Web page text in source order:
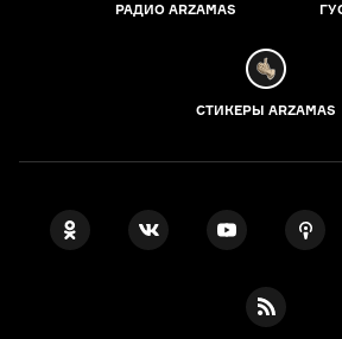
РАДИО ARZAMAS
СТИКЕРЫ ARZAMAS